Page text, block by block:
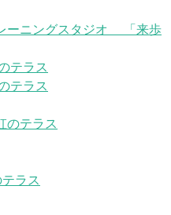
ーニングスタジオ 「来歩
テラス
テラス
テラス
ラス